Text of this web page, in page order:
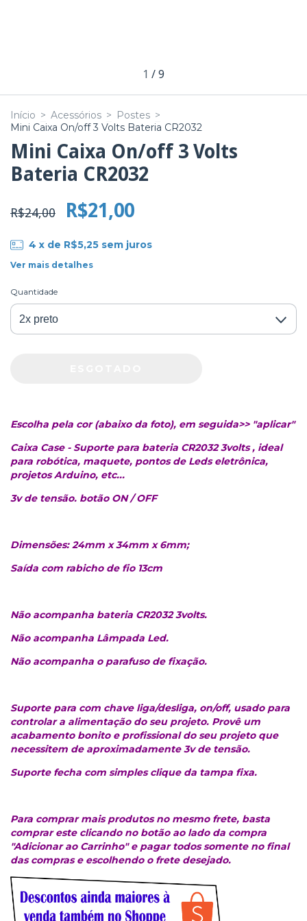
1 / 9
Início > Acessórios > Postes >
Mini Caixa On/off 3 Volts Bateria CR2032
Mini Caixa On/off 3 Volts
Bateria CR2032
R$24,00 R$21,00
4 x de R$5,25 sem juros
Ver mais detalhes
Quantidade
Escolha pela cor (abaixo da foto), em seguida>> "aplicar"
Caixa Case - Suporte para bateria CR2032 3volts , ideal
para robótica, maquete, pontos de Leds eletrônica,
projetos Arduino, etc...
3v de tensão. botão ON / OFF
Dimensões: 24mm x 34mm x 6mm;
Saída com rabicho de fio 13cm
Não acompanha bateria CR2032 3volts.
Não acompanha Lâmpada Led.
Não acompanha o parafuso de fixação.
Suporte para com chave liga/desliga, on/off, usado para
controlar a alimentação do seu projeto. Provê um
acabamento bonito e profissional do seu projeto que
necessitem de aproximadamente 3v de tensão.
Suporte fecha com simples clique da tampa fixa.
Para comprar mais produtos no mesmo frete, basta
comprar este clicando no botão ao lado da compra
"Adicionar ao Carrinho" e pagar todos somente no final
das compras e escolhendo o frete desejado.